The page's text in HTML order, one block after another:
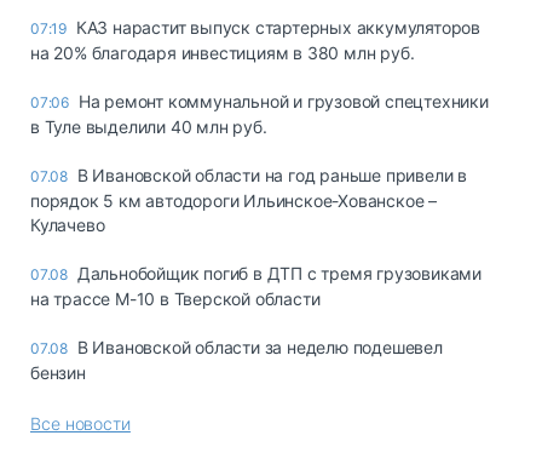
07:19 КАЗ нарастит выпуск стартерных аккумуляторов
на 20% благодаря инвестициям в 380 млн руб.
07:06 На ремонт коммунальной и грузовой спецтехники
в Туле выделили 40 млн руб.
07.08 В Ивановской области на год раньше привели в
порядок 5 км автодороги Ильинское-Хованское –
Кулачево
07.08 Дальнобойщик погиб в ДТП с тремя грузовиками
на трассе М-10 в Тверской области
07.08 В Ивановской области за неделю подешевел
бензин
Все новости